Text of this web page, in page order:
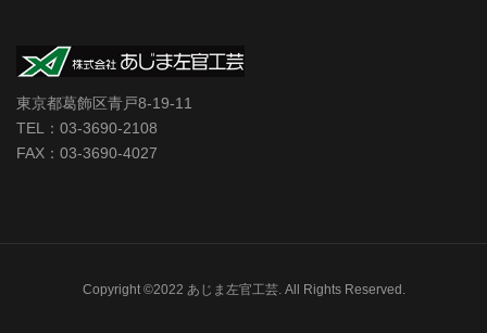
東京都葛飾区青戸8-19-11
TEL：03-3690-2108
FAX：03-3690-4027
Copyright ©2022 あじま左官工芸. All Rights Reserved.